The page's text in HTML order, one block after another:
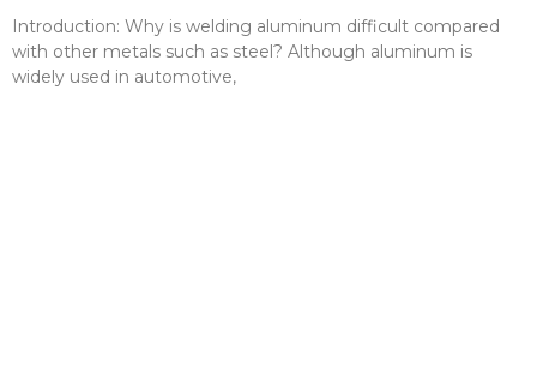
Introduction: Why is welding aluminum difficult compared
with other metals such as steel? Although aluminum is
widely used in automotive,